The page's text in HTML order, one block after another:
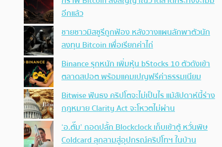
อีกแล้ว
ชายชาวมิสซูรีถูกฟ้อง หลังวางแผนลักพาตัวนัก
ลงทุน Bitcoin เพื่อเรียกค่าไถ่
Binance รุกหนัก เพิ่มหุ้น bStocks 10 ตัวดังเข้า
ตลาดสปอต พร้อมแคมเปญฟรีค่าธรรมเนียม
Bitwise ฟันธง คริปโตจะไม่เป็นไร แม้สัปดาห์นี้ร่าง
กฎหมาย Clarity Act จะโหวตไม่ผ่าน
‘อ.ตั๊ม’ ถอดปลั้ก Blockclock เก็บเข้าตู้ หวั่นพิษ
Coldcard ลุกลามสู่อุปกรณ์คริปโทฯ ในบ้าน